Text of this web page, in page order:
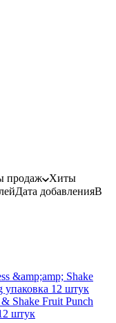
продаж
Хиты
Дата добавленияВ
Shake Fruit Punch
штук